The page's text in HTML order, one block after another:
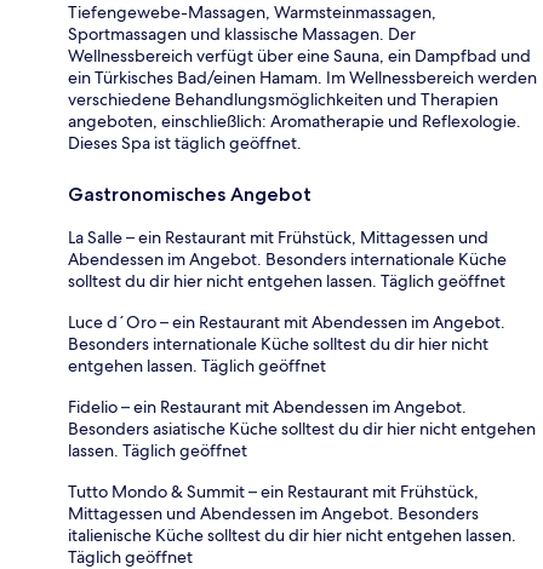
Tiefengewebe-Massagen, Warmsteinmassagen,
Sportmassagen und klassische Massagen. Der
Wellnessbereich verfügt über eine Sauna, ein Dampfbad und
ein Türkisches Bad/einen Hamam. Im Wellnessbereich werden
verschiedene Behandlungsmöglichkeiten und Therapien
angeboten, einschließlich: Aromatherapie und Reflexologie.
Dieses Spa ist täglich geöffnet.
Gastronomisches Angebot
La Salle – ein Restaurant mit Frühstück, Mittagessen und
Abendessen im Angebot. Besonders internationale Küche
solltest du dir hier nicht entgehen lassen. Täglich geöffnet
Luce d´Oro – ein Restaurant mit Abendessen im Angebot.
Besonders internationale Küche solltest du dir hier nicht
entgehen lassen. Täglich geöffnet
Fidelio – ein Restaurant mit Abendessen im Angebot.
Besonders asiatische Küche solltest du dir hier nicht entgehen
lassen. Täglich geöffnet
Tutto Mondo & Summit – ein Restaurant mit Frühstück,
Mittagessen und Abendessen im Angebot. Besonders
italienische Küche solltest du dir hier nicht entgehen lassen.
Täglich geöffnet